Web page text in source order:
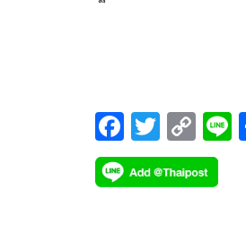
F
ac
e
T
wi
tt
C
o
p